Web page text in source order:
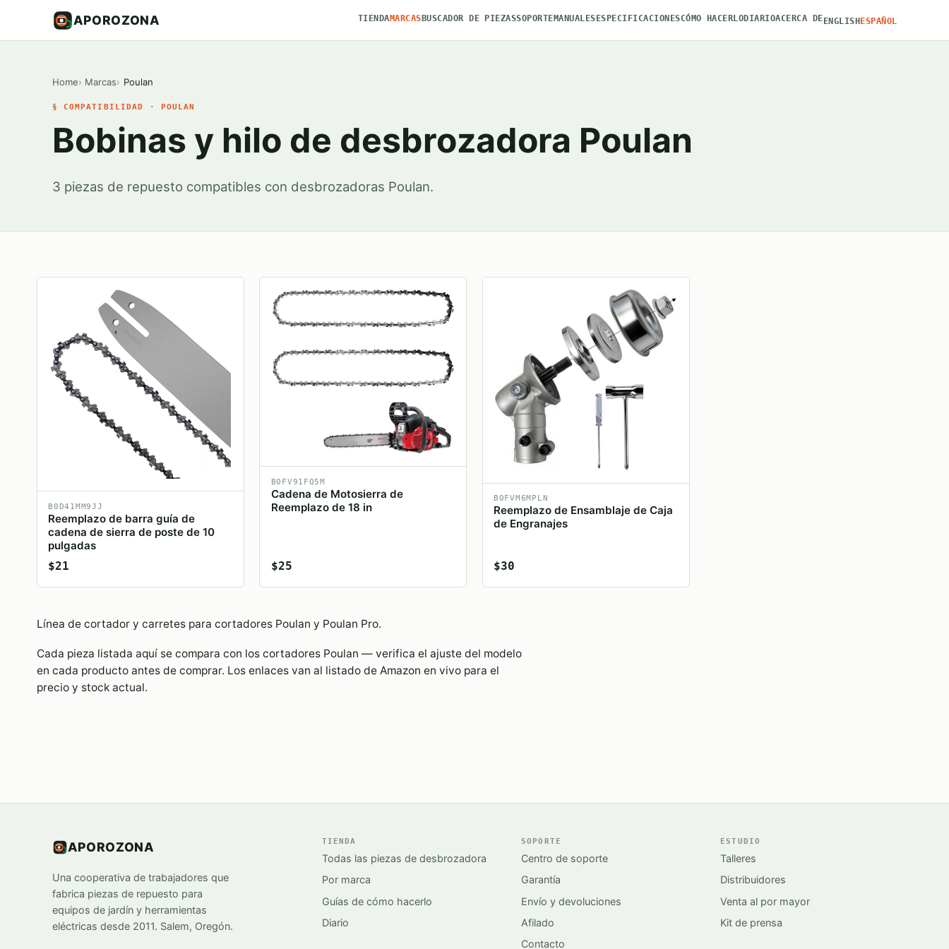
APOROZONA TIENDAMARCASBUSCADOR DE PIEZASSOPORTEMANUALESESPECIFICACIONESCÓMO HACERLODIARIOACERCA DEENGLISHESPAÑOL
Home Marcas Poulan
§ COMPATIBILIDAD · POULAN
Bobinas y hilo de desbrozadora Poulan
3 piezas de repuesto compatibles con desbrozadoras Poulan.
B0D41MM9JJ
Reemplazo de barra guía de
cadena de sierra de poste de 10
pulgadas
$21
B0FV91FQ5M
Cadena de Motosierra de
Reemplazo de 18 in
$25
B0FVM6MPLN
Reemplazo de Ensamblaje de Caja
de Engranajes
$30
Línea de cortador y carretes para cortadores Poulan y Poulan Pro.
Cada pieza listada aquí se compara con los cortadores Poulan — verifica el ajuste del modelo
en cada producto antes de comprar. Los enlaces van al listado de Amazon en vivo para el
precio y stock actual.
APOROZONA
Una cooperativa de trabajadores que
fabrica piezas de repuesto para
equipos de jardín y herramientas
eléctricas desde 2011. Salem, Oregón.
TIENDA
Todas las piezas de desbrozadora
Por marca
Guías de cómo hacerlo
Diario
SOPORTE
Centro de soporte
Garantía
Envío y devoluciones
Afilado
Contacto
ESTUDIO
Talleres
Distribuidores
Venta al por mayor
Kit de prensa